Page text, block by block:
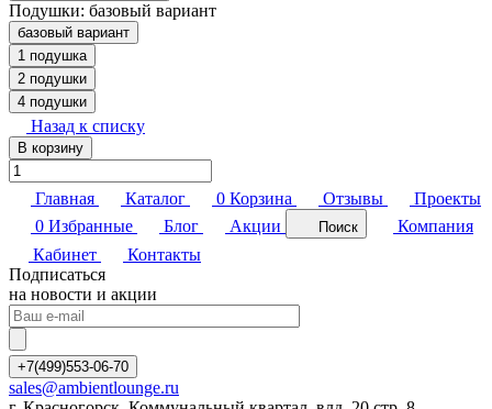
Подушки: базовый вариант
базовый вариант
1 подушка
2 подушки
4 подушки
Назад к списку
В корзину
Главная Каталог 0 Корзина Отзывы
Проекты
0 Избранные Блог Акции Поиск
Компания
Кабинет
Контакты
Подписаться
на новости и акции
+7(499)553-06-70
sales@ambientlounge.ru